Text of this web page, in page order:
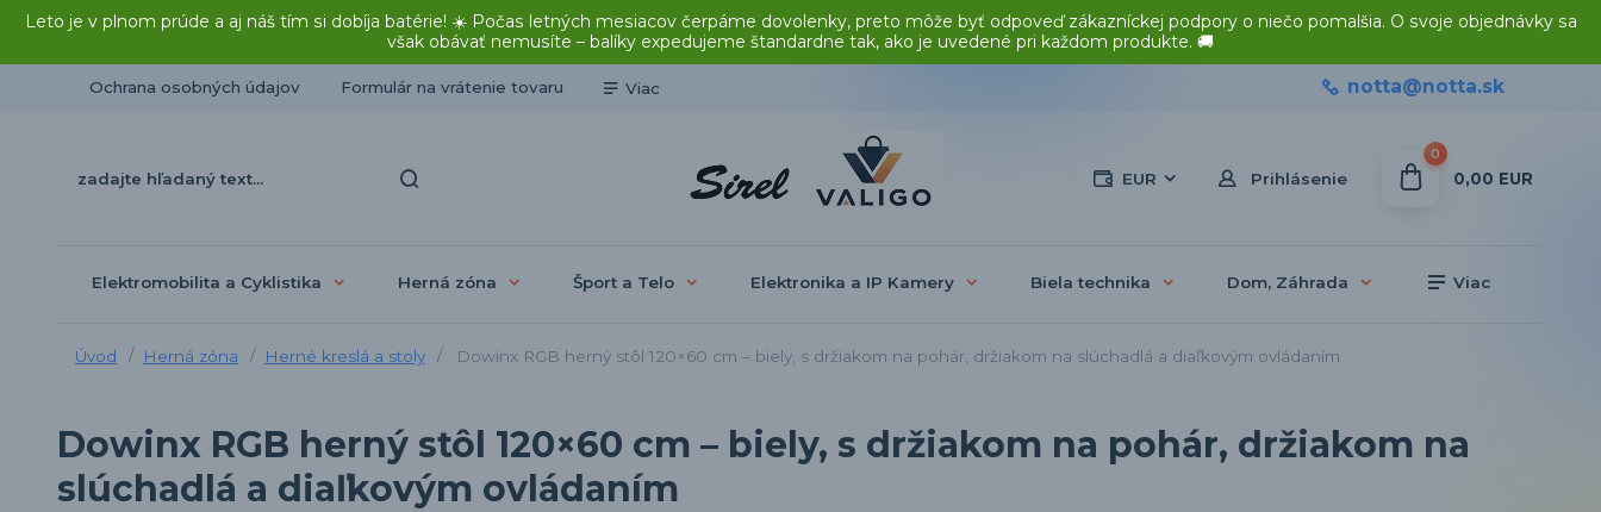
Leto je v plnom prúde a aj náš tím si dobíja batérie! ☀️ Počas letných mesiacov čerpáme dovolenky, preto môže byť odpoveď zákazníckej podpory o niečo pomalšia. O svoje objednávky sa
však obávať nemusíte – balíky expedujeme štandardne tak, ako je uvedené pri každom produkte. 🚚
Ochrana osobných údajov Formulár na vrátenie tovaru Viac
EUR Prihlásenie
notta@notta.sk
0
0,00 EUR
Elektromobilita a Cyklistika Herná zóna Šport a Telo Elektronika a IP Kamery Biela technika Dom, Záhrada Viac
Úvod Herná zóna Herné kreslá a stoly Dowinx RGB herný stôl 120×60 cm – biely, s držiakom na pohár, držiakom na slúchadlá a diaľkovým ovládaním
Dowinx RGB herný stôl 120×60 cm – biely, s držiakom na pohár, držiakom na
slúchadlá a diaľkovým ovládaním